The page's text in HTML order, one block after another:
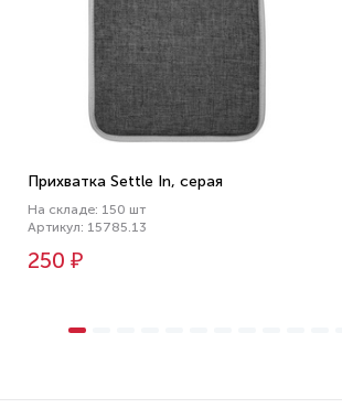
Прихватка Settle In, серая
На складе: 150 шт
Артикул: 15785.13
250 ₽